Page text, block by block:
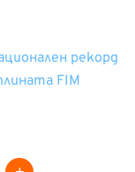
рекорд
FIM